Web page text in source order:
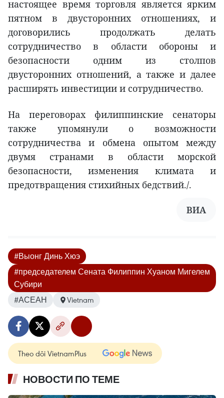
настоящее время торговля является ярким
пятном в двусторонних отношениях, и
договорились продолжать делать
сотрудничество в области обороны и
безопасности одним из столпов
двусторонних отношений, а также и далее
расширять инвестиции и сотрудничество.
На переговорах филиппинские сенаторы
также упомянули о возможности
сотрудничества и обмена опытом между
двумя странами в области морской
безопасности, изменения климата и
предотвращения стихийных бедствий./.
ВИА
#Выонг Динь Хюэ
#председателем Сената Филиппин Хуаном Мигелем
Субири
#АСЕАН
Vietnam
Theo dõi VietnamPlus
НОВОСТИ ПО ТЕМЕ